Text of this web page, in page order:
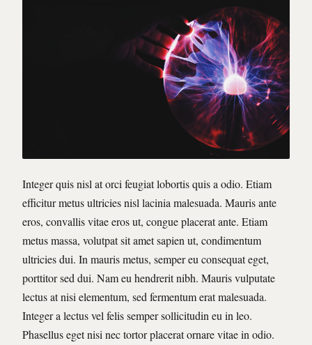
Integer quis nisl at orci feugiat lobortis quis a odio. Etiam
efficitur metus ultricies nisl lacinia malesuada. Mauris ante
eros, convallis vitae eros ut, congue placerat ante. Etiam
metus massa, volutpat sit amet sapien ut, condimentum
ultricies dui. In mauris metus, semper eu consequat eget,
porttitor sed dui. Nam eu hendrerit nibh. Mauris vulputate
lectus at nisi elementum, sed fermentum erat malesuada.
Integer a lectus vel felis semper sollicitudin eu in leo.
Phasellus eget nisi nec tortor placerat ornare vitae in odio.